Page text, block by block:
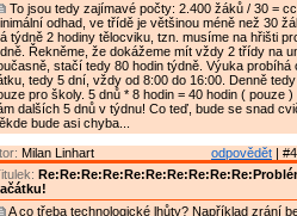
To jsou tedy zajímavé počty: 2.400 žáků / 30 =
odhad, ve třídě je většinou méně než 30
týdně 2 hodiny tělocviku, tzn. musíme na hřišti
Řekněme, že dokážeme mít vždy 2 třídy na
stačí tedy 80 hodin týdně. Výuka probíhá
tedy 5 dní, vždy od 8:00 do 16:00. Denně
pro školy. 5 dnů * 8 hodin = 40 hodin ( pouze
dalších 5 dnů v týdnu! Co teď, bude se snad
bude asi chyba...
odpovědět |
Milan Linhart
A co třeba technologické lhůty? Například zrání